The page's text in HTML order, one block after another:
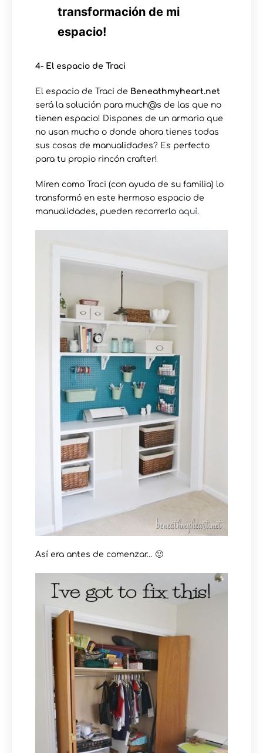
transformación de mi
espacio!
4- El espacio de Traci
El espacio de Traci de Beneathmyheart.net
será la solución para much@s de las que no
tienen espacio! Dispones de un armario que
no usan mucho o donde ahora tienes todas
sus cosas de manualidades? Es perfecto
para tu propio rincón crafter!
Miren como Traci (con ayuda de su familia) lo
transformó en este hermoso espacio de
manualidades, pueden recorrerlo aquí.
Así era antes de comenzar… 🙂